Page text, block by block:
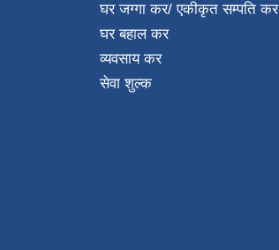
घर जग्गा कर/ एकीकृत सम्पति कर
घर बहाल कर
व्यवसाय कर
सेवा शुल्क